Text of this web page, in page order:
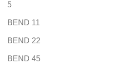
5
BEND 11
BEND 22
BEND 45